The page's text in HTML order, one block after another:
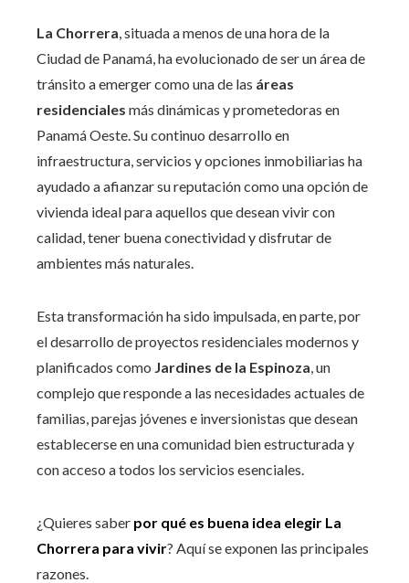
La Chorrera, situada a menos de una hora de la
Ciudad de Panamá, ha evolucionado de ser un área de
tránsito a emerger como una de las áreas
residenciales más dinámicas y prometedoras en
Panamá Oeste. Su continuo desarrollo en
infraestructura, servicios y opciones inmobiliarias ha
ayudado a afianzar su reputación como una opción de
vivienda ideal para aquellos que desean vivir con
calidad, tener buena conectividad y disfrutar de
ambientes más naturales.
Esta transformación ha sido impulsada, en parte, por
el desarrollo de proyectos residenciales modernos y
planificados como Jardines de la Espinoza, un
complejo que responde a las necesidades actuales de
familias, parejas jóvenes e inversionistas que desean
establecerse en una comunidad bien estructurada y
con acceso a todos los servicios esenciales.
¿Quieres saber por qué es buena idea elegir La
Chorrera para vivir? Aquí se exponen las principales
razones.